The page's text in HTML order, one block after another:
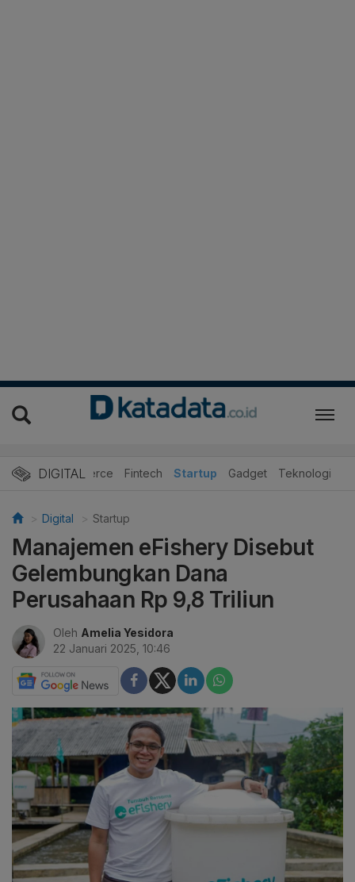
DIGITAL
E-Commerce Fintech Startup Gadget Teknologi
Digital Startup
Manajemen eFishery Disebut
Gelembungkan Dana
Perusahaan Rp 9,8 Triliun
Oleh Amelia Yesidora
22 Januari 2025, 10:46